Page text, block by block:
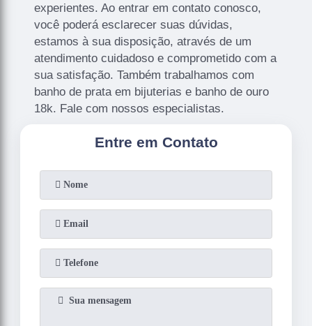
experientes. Ao entrar em contato conosco,
você poderá esclarecer suas dúvidas,
estamos à sua disposição, através de um
atendimento cuidadoso e comprometido com a
sua satisfação. Também trabalhamos com
banho de prata em bijuterias e banho de ouro
18k. Fale com nossos especialistas.
Entre em Contato